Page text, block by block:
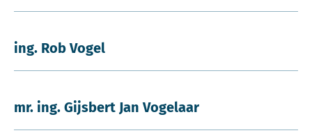
ing. Rob Vogel
mr. ing. Gijsbert Jan Vogelaar